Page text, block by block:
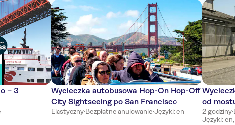
– 3
Wycieczka autobusowa Hop-On Hop-Off
City Sightseeing po San Francisco
Elastyczny·Bezpłatne anulowanie·Języki: en
od
Street
2 godziny·
Języki: